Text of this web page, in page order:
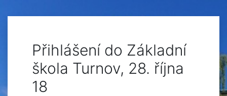
Přihlášení do Základní
škola Turnov, 28. října
18